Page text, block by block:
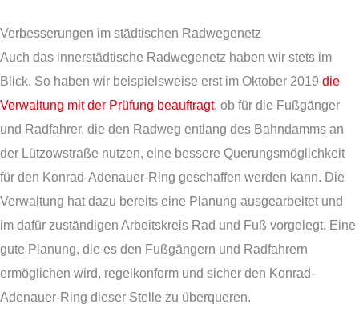
Verbesserungen im städtischen Radwegenetz
Auch das innerstädtische Radwegenetz haben wir stets im
Blick. So haben wir beispielsweise erst im Oktober 2019 die
Verwaltung mit der Prüfung beauftragt, ob für die Fußgänger
und Radfahrer, die den Radweg entlang des Bahndamms an
der Lützowstraße nutzen, eine bessere Querungsmöglichkeit
für den Konrad-Adenauer-Ring geschaffen werden kann. Die
Verwaltung hat dazu bereits eine Planung ausgearbeitet und
im dafür zuständigen Arbeitskreis Rad und Fuß vorgelegt. Eine
gute Planung, die es den Fußgängern und Radfahrern
ermöglichen wird, regelkonform und sicher den Konrad-
Adenauer-Ring dieser Stelle zu überqueren.